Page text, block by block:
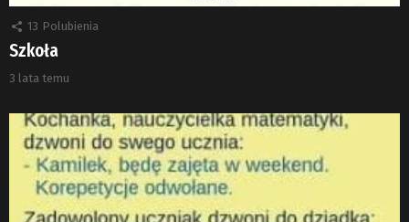
13 Polubienia
Szkoła
3 lata temu